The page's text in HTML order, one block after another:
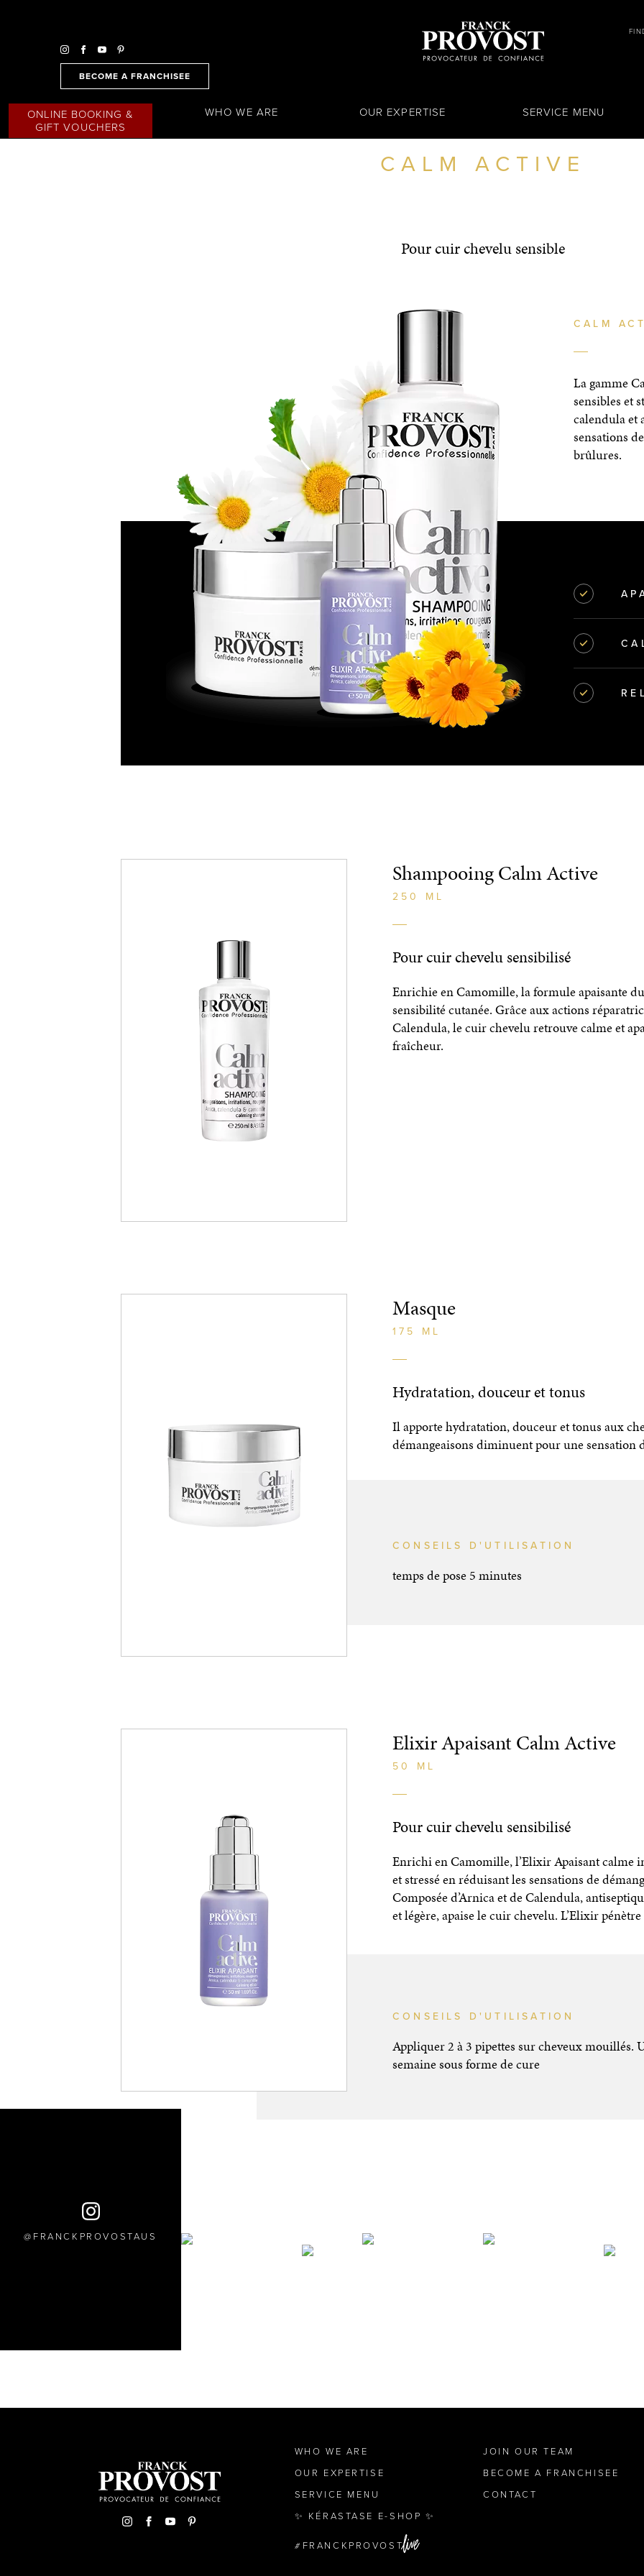
BECOME A FRANCHISEE
ONLINE BOOKING &
GIFT VOUCHERS
WHO WE ARE OUR EXPERTISE SERVICE MENU
CALM ACTIVE
Pour cuir chevelu sensible
CALM
La gamme
sensibles et
calendula et
sensations
brûlures.
Shampooing Calm Active
250 ML
Pour cuir chevelu sensibilisé
Enrichie en Camomille, la formule apaisante
sensibilité cutanée. Grâce aux actions
Calendula, le cuir chevelu retrouve calme et
fraîcheur.
Masque
175 ML
Hydratation, douceur et tonus
Il apporte hydratation, douceur et tonus aux
démangeaisons diminuent pour une sensation
CONSEILS D'UTILISATION
temps de pose 5 minutes
Elixir Apaisant Calm Active
50 ML
Pour cuir chevelu sensibilisé
Enrichi en Camomille, l’Elixir Apaisant calme
et stressé en réduisant les sensations de
Composée d’Arnica et de Calendula,
et légère, apaise le cuir chevelu. L’Elixir
CONSEILS D'UTILISATION
Appliquer 2 à 3 pipettes sur cheveux mouillés.
semaine sous forme de cure
FRANCKPROVOSTAUS
WHO WE ARE
OUR EXPERTISE
SERVICE MENU
✨ KÉRASTASE E-SHOP ✨
FRANCKPROVOST
JOIN OUR TEAM
BECOME A FRANCHISEE
CONTACT